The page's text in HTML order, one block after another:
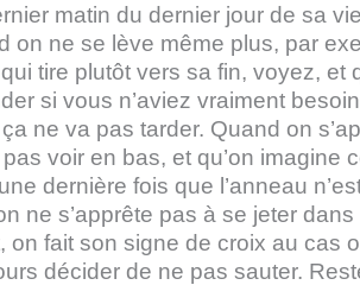
matin du dernier jour de sa
ne se lève même plus, par
tire plutôt vers sa fin, voyez, et
si vous n’aviez vraiment
ne va pas tarder. Quand on
voir en bas, et qu’on imagine
dernière fois que l’anneau
ne s’apprête pas à se jeter
on fait son signe de croix au cas
décider de ne pas sauter.